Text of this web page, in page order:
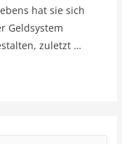
hat sie sich
Geldsystem
zuletzt …